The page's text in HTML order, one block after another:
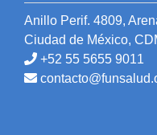
Anillo Perif. 4809,
Ciudad de México,
+52 55 5655 9011